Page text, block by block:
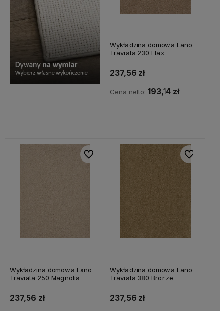
Wykładzina domowa Lano
Traviata 230 Flax
237,56 zł
Cena netto: 193,14 zł
Wykładzina domowa Lano
Traviata 250 Magnolia
237,56 zł
Do ulubionych
Wykładzina domowa Lano
Traviata 380 Bronze
237,56 zł
Do